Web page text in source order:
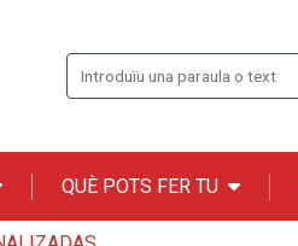
Cerca
QUÈ POTS FER TU